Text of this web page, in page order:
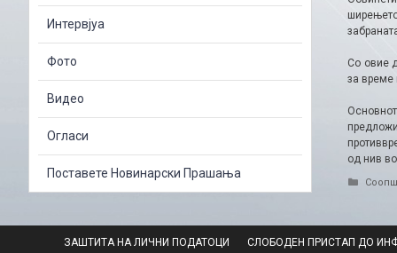
Со овие
за време
од нив
Интервјуа
Фото
Видео
Огласи
Поставете Новинарски Прашања
ЗАШТИТА НА ЛИЧНИ ПОДАТОЦИ СЛОБОДЕН ПРИСТАП ДО